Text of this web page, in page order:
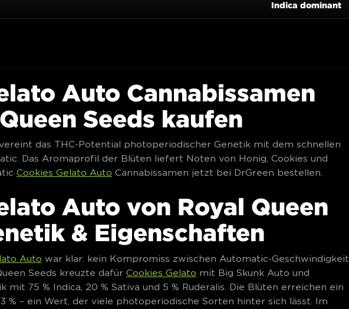
Auto Cannabissamen
Seeds kaufen
das THC-Potential photoperiodischer Genetik mit dem schnellen
Das Aromaprofil der Blüten liefert Noten von Honig, Cookies und
Cookies Gelato Auto Cannabissamen jetzt bei DrGreen bestellen.
Auto von Royal Queen
& Eigenschaften
Auto war klar: kein Kompromiss zwischen Automatic-Geschwindigkeit
Seeds kreuzte dafür Cookies Gelato mit Big Skunk Auto und
mit 75 % Indica, 20 % Sativa und 5 % Ruderalis. Die Blüten erreichen ein
% – ein Wert, der viele photoperiodische Sorten hinter sich lässt. Im